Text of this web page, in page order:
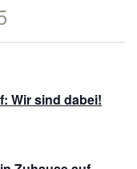
Wir sind dabei!